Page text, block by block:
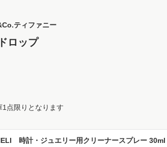
ティファニー
ロップ
1点限りとなります
時計・ジュエリー用クリーナースプレー 30ml